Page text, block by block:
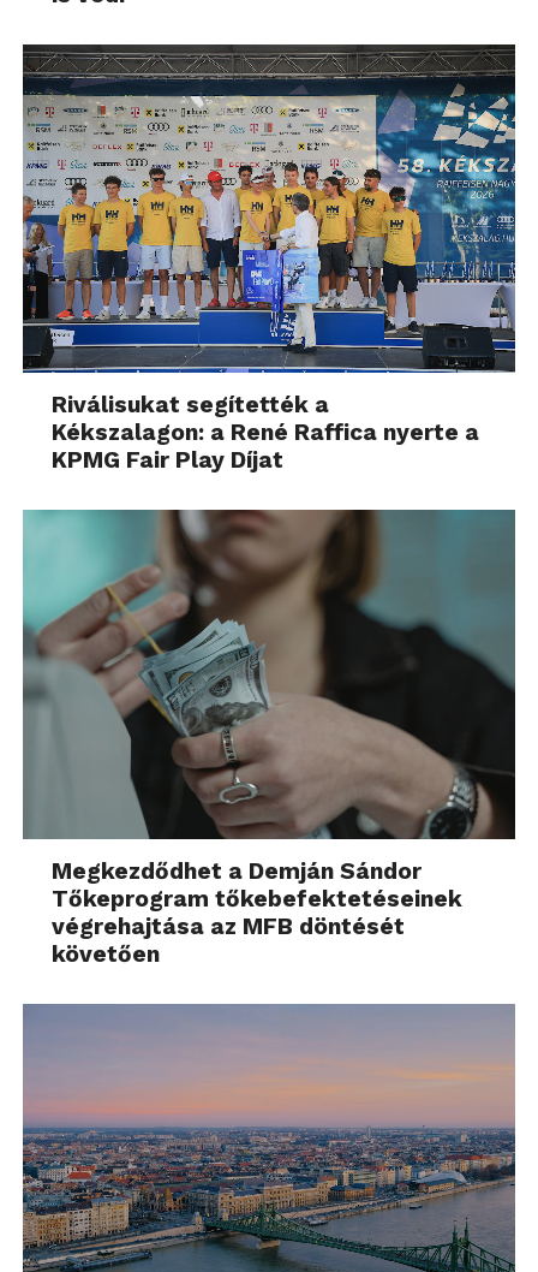
innentől kirúgják a
könyvelők felét. Épp
ellenkezőleg: a program
segítségével kétszer több
ügyfelet szolgálhatunk
ki. Így kell nézni ezt”
– hangsúlyozta.
jelenleg túlzott várakozásokkal tekintenek a cégek a
mesterséges intelligenciához, amire kiváló példa,
hogy egyesek szerint a senior szotftverfejlesztők
elküldhetők. Ez azonban teljes tévút: a szaktudást
nem helyettesíti a MI. Ha elő is állítja a kódot, azt
ellenőrizni és optimalizálni kell. Alátámasztja
mindezt a GitHub statisztikája, amely szerint a
ChatGPT megjelenése óta duplázódott a gyenge
minőségű kódsorok száma a repozitóriumban.
Összességében tehát a győri szakértők analízise
kijózanító az MI eljövetelét várók és a betiltását
követelők számára is: a technológia ugyan
nagymértékben befolyásolja az életünket, és már
most hallatlan üzlet, de nem forgatja ki négy
sarkából a világot. Egyelőre.
További friss híreket talál aTechnokratafőoldalán!
Csatlakozzon hozzánk a
Riválisukat segítették a
Kékszalagon: a René Raffica nyerte a
KPMG Fair Play Díjat
Megkezdődhet a Demján Sándor
Tőkeprogram tőkebefektetéseinek
végrehajtása az MFB döntését
követően